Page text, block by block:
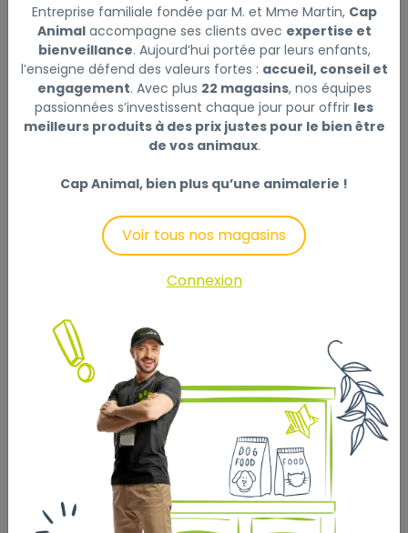
corporel
Pour l’amélioration de l’alimentation de base: adapter
la quantité à celle de l’alimentation de base 1 kg de
SeniorFaser remplace 1 kg de foin. Introduire l‘aliment
progressivement.
Pour couvrir le besoin en fourrage grossier chez les
chevaux souffrant de problèmes dentaires ou de
quotidiennement 1,2 à 1,5 kg de Heucobs ou de
SeniorFaser par 100 kg de poids corporel. Ceci
permet d’éviter une perte de poids, notamment chez
les chevaux âgés. SeniorFaser convient comme
alternative au fourrage grossier ou à l’amélioration de
l’aliment concentré pour les chevaux chez lesquels
les céréales doivent être réduites ou complètement
supprimées. Chez les grands chevaux, avec une
alimentation à partir de 2 kg par jour, des effets
positifs sur la digestion et l’état général de nutrition
peuvent être constatés.
1 litre équivaut à env. 340 g
COMPOSITION GLYX-WIESE® SENIOR FASER
Large choix de graminées et d´herbes provenant de
champs régionaux, mélange d'huile (lin, tournesol)
Entreprise familiale fondée par M. et Mme Martin, Cap
Animalaccompagne ses clients avec expertise et
bienveillance. Aujourd’hui portée par leurs enfants,
l’enseigne défend des valeurs fortes : accueil, conseil et
engagement. Avec plus 22 magasins, nos équipes
passionnées s’investissent chaque jour pour offrir les
meilleurs produits à des prix justes pour le bien être
de vos animaux.
Cap Animal, bien plus qu’une animalerie !
Voir tous nos magasins
Connexion